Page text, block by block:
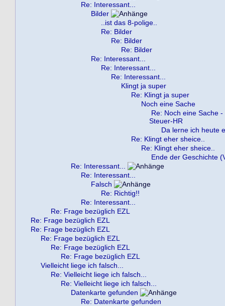
Re: Interessant...
Bilder
..ist das 8-polige..
Re: Bilder
Re: Bilder
Re: Bilder
Re: Interessant...
Re: Interessant...
Re: Interessant...
Klingt ja super
Re: Klingt ja super
Noch eine Sache
Re: Noch eine Sache
Steuer-HR
Da lerne ich heute
Re: Klingt eher sheice..
Re: Klingt eher sheice..
Ende der Geschichte
Re: Interessant...
Re: Interessant...
Falsch
Re: Richtig!!
Re: Interessant...
Re: Frage bezüglich EZL
Re: Frage bezüglich EZL
Re: Frage bezüglich EZL
Re: Frage bezüglich EZL
Re: Frage bezüglich EZL
Re: Frage bezüglich EZL
Vielleicht liege ich falsch...
Re: Vielleicht liege ich falsch...
Re: Vielleicht liege ich falsch...
Datenkarte gefunden
Re: Datenkarte gefunden